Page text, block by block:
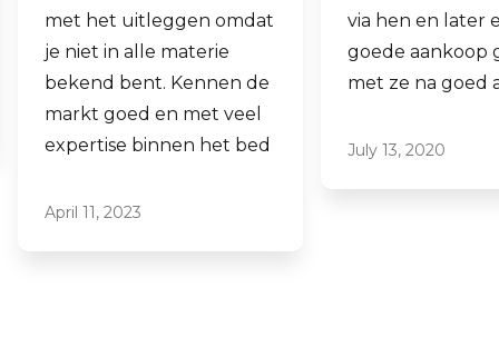
via hen en later een
goede aankoop gedaan
met ze na goed advies.
July 13, 2020
aankopen.
Laagdrempelig
professioneel, ik